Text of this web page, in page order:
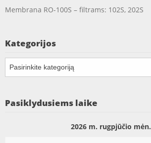
Membrana RO-100S – filtrams: 102S, 202S
Kategorijos
Kategorijos
Pasiklydusiems laike
2026 m. rugpjūčio mėn.